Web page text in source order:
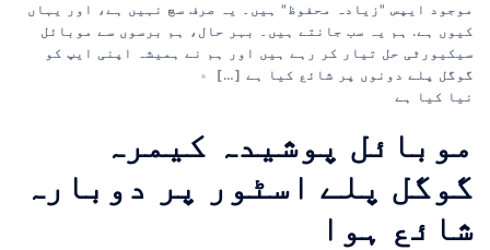
موجود ایپس "زیادہ محفوظ" ہیں۔ یہ صرف سچ نہیں ہے، اور یہاں
کیوں ہے. ہم یہ سب جانتے ہیں۔ بہر حال، ہم برسوں سے موبائل
سیکیورٹی حل تیار کر رہے ہیں اور ہم نے ہمیشہ اپنی ایپ کو
گوگل پلے دونوں پر شائع کیا ہے […]
نیا کیا ہے
موبائل پوشیدہ کیمرہ
گوگل پلے اسٹور پر دوبارہ
شائع ہوا